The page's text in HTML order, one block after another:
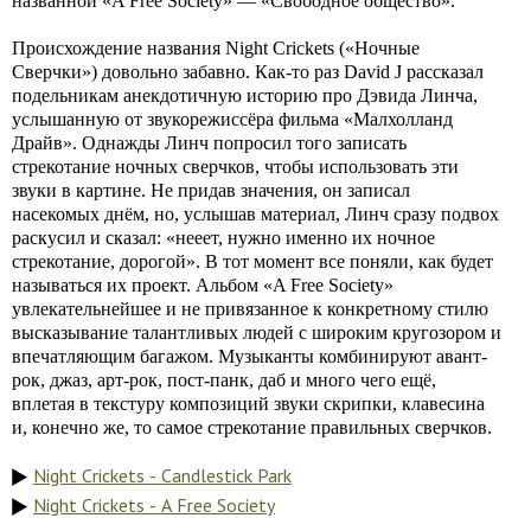
Происхождение названия Night Crickets («Ночные
Сверчки») довольно забавно. Как-то раз David J рассказал
подельникам анекдотичную историю про Дэвида Линча,
услышанную от звукорежиссёра фильма «Малхолланд
Драйв». Однажды Линч попросил того записать
стрекотание ночных сверчков, чтобы использовать эти
звуки в картине. Не придав значения, он записал
насекомых днём, но, услышав материал, Линч сразу подвох
раскусил и сказал: «нееет, нужно именно их ночное
стрекотание, дорогой». В тот момент все поняли, как будет
называться их проект. Альбом «A Free Society»
увлекательнейшее и не привязанное к конкретному стилю
высказывание талантливых людей с широким кругозором и
впечатляющим багажом. Музыканты комбинируют авант-
рок, джаз, арт-рок, пост-панк, даб и много чего ещё,
вплетая в текстуру композиций звуки скрипки, клавесина
и, конечно же, то самое стрекотание правильных сверчков.
Night Crickets - Candlestick Park
Night Crickets - A Free Society